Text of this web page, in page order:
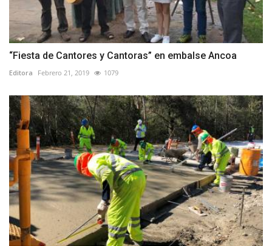
“Fiesta de Cantores y Cantoras” en embalse Ancoa
Editora Febrero 21, 2019 1079